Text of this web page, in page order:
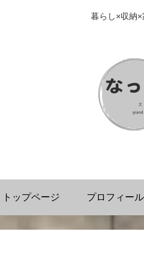
暮らし×収納
トップページ プロフィール